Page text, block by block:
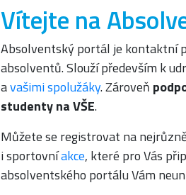
Vítejte na
Absolventský portál je kontaktní
absolventů. Slouží především k
avašimi spolužáky. Zároveň
studenty na VŠE.
Můžete se registrovat na
i sportovníakce, které pro Vás
absolventského portálu Vám